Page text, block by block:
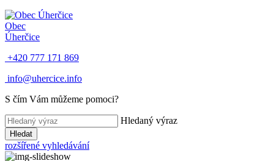
Obec
Úherčice
+420 777 171 869
info@uhercice.info
S čím Vám můžeme pomoci?
Hledaný výraz
Hledat
rozšířené vyhledávání